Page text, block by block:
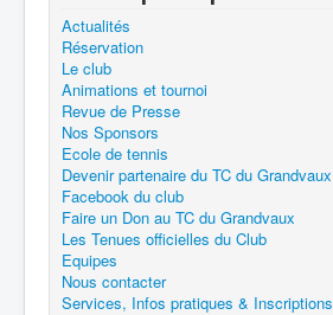
Actualités
Réservation
Le club
Animations et tournoi
Revue de Presse
Nos Sponsors
Ecole de tennis
Devenir partenaire du TC du Grandvaux
Facebook du club
Faire un Don au TC du Grandvaux
Les Tenues officielles du Club
Equipes
Nous contacter
Services, Infos pratiques & Inscriptions